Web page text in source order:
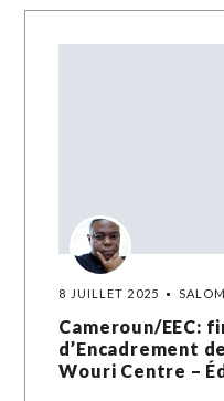
8 JUILLET 2025
Cameroun/EEC:
d’Encadrement
Wouri Centre –